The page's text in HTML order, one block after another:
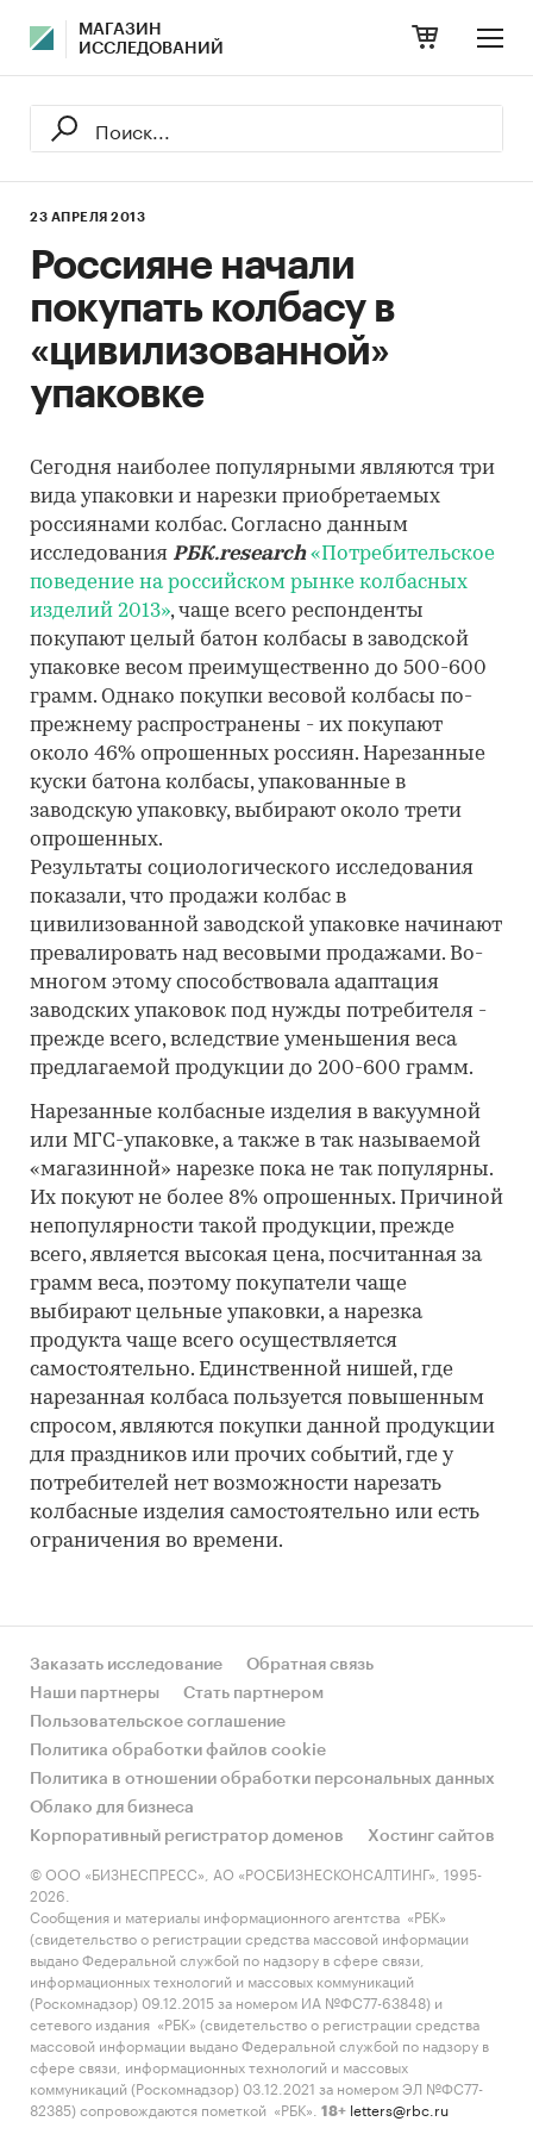
МАГАЗИН
ИССЛЕДОВАНИЙ
23 АПРЕЛЯ 2013
Россияне начали
покупать колбасу в
«цивилизованной»
упаковке
Сегодня наиболее популярными являются три
вида упаковки и нарезки приобретаемых
россиянами колбас. Согласно данным
исследования РБК.research«Потребительское
поведение на российском рынке колбасных
изделий 2013», чаще всего респонденты
покупают целый батон колбасы в заводской
упаковке весом преимущественно до 500-600
грамм. Однако покупки весовой колбасы по-
прежнему распространены - их покупают
около 46% опрошенных россиян. Нарезанные
куски батона колбасы, упакованные в
заводскую упаковку, выбирают около трети
опрошенных.
Результаты социологического исследования
показали, что продажи колбас в
цивилизованной заводской упаковке начинают
превалировать над весовыми продажами. Во-
многом этому способствовала адаптация
заводских упаковок под нужды потребителя -
прежде всего, вследствие уменьшения веса
предлагаемой продукции до 200-600 грамм.
Нарезанные колбасные изделия в вакуумной
или МГС-упаковке, а также в так называемой
«магазинной» нарезке пока не так популярны.
Их покуют не более 8% опрошенных. Причиной
непопулярности такой продукции, прежде
всего, является высокая цена, посчитанная за
грамм веса, поэтому покупатели чаще
выбирают цельные упаковки, а нарезка
продукта чаще всего осуществляется
самостоятельно. Единственной нишей, где
нарезанная колбаса пользуется повышенным
спросом, являются покупки данной продукции
для праздников или прочих событий, где у
потребителей нет возможности нарезать
колбасные изделия самостоятельно или есть
ограничения во времени.
Заказать исследование
Обратная связь
Наши партнеры
Стать партнером
Пользовательское соглашение
Политика обработки файлов cookie
Политика в отношении обработки персональных данных
Облако для бизнеса
Корпоративный регистратор доменов
Хостинг сайтов
© ООО «БИЗНЕСПРЕСС», АО «РОСБИЗНЕСКОНСАЛТИНГ», 1995-
2026.
Сообщения и материалы информационного агентства «РБК»
(свидетельство о регистрации средства массовой информации
выдано Федеральной службой по надзору в сфере связи,
информационных технологий и массовых коммуникаций
(Роскомнадзор) 09.12.2015 за номером ИА №ФС77-63848) и
сетевого издания «РБК» (свидетельство о регистрации средства
массовой информации выдано Федеральной службой по надзору в
сфере связи, информационных технологий и массовых
коммуникаций (Роскомнадзор) 03.12.2021 за номером ЭЛ №ФС77-
82385) сопровождаются пометкой «РБК».
18+ letters@rbc.ru